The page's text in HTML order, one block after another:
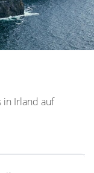
in Irland auf